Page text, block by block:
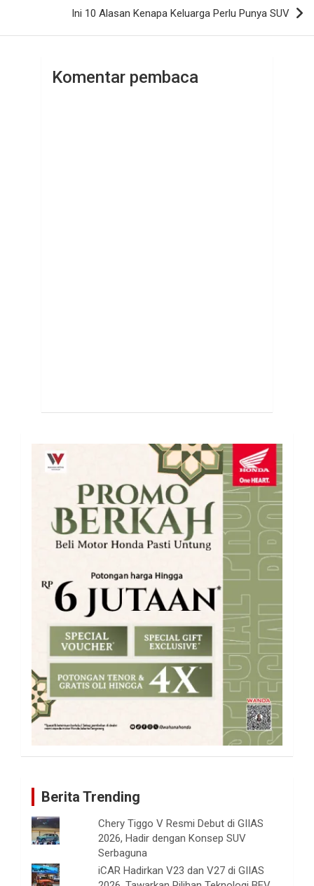
Ini 10 Alasan Kenapa Keluarga Perlu Punya SUV
Komentar pembaca
Berita Trending
Chery Tiggo V Resmi Debut di GIIAS
2026, Hadir dengan Konsep SUV
Serbaguna
iCAR Hadirkan V23 dan V27 di GIIAS